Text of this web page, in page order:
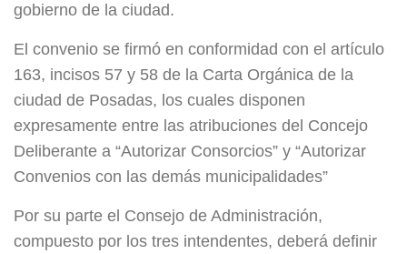
gobierno de la ciudad.
El convenio se firmó en conformidad con el artículo
163, incisos 57 y 58 de la Carta Orgánica de la
ciudad de Posadas, los cuales disponen
expresamente entre las atribuciones del Concejo
Deliberante a “Autorizar Consorcios” y “Autorizar
Convenios con las demás municipalidades”
Por su parte el Consejo de Administración,
compuesto por los tres intendentes, deberá definir